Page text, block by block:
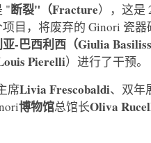
"断裂"（Fracture），这是
目，将废弃的 Ginori 瓷
-巴西利西（Giulia
Pierelli）进行了干预。
席Livia Frescobaldi、双年
博物馆总馆长Oliva